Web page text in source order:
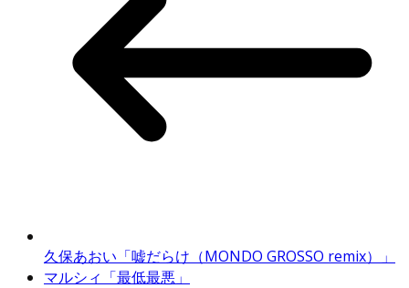
久保あおい「嘘だらけ（MONDO GROSSO remix）」
マルシィ「最低最悪」